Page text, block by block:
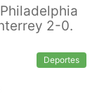
2-0.
Deportes